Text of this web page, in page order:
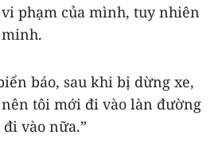
phạm của mình, tuy nhiên
báo, sau khi bị dừng xe,
nên tôi mới đi vào làn đường
vào nữa.”